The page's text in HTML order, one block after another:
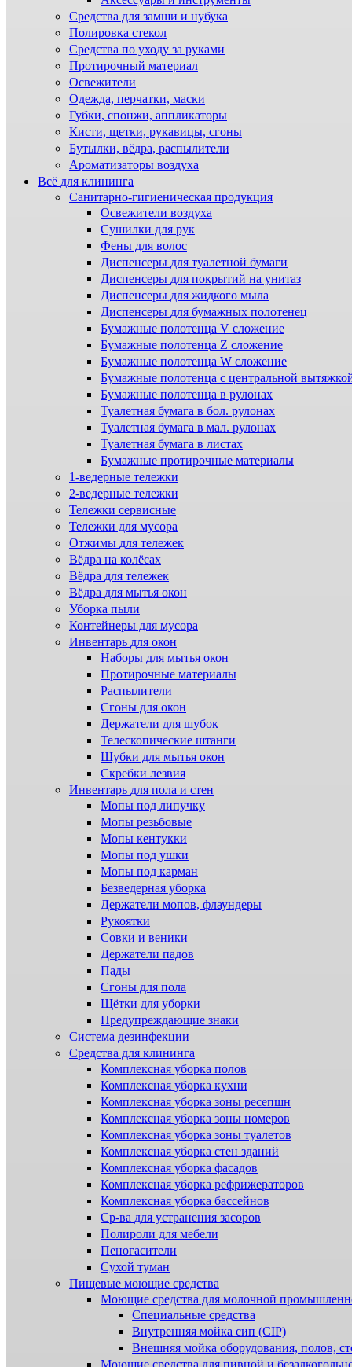
Средства для замши и нубука
Полировка стекол
Средства по уходу за руками
Протирочный материал
Освежители
Одежда, перчатки, маски
Губки, спонжи, аппликаторы
Кисти, щетки, рукавицы, сгоны
Бутылки, вёдра, распылители
Ароматизаторы воздуха
Всё для клининга
Санитарно-гигиеническая продукция
Освежители воздуха
Сушилки для рук
Фены для волос
Диспенсеры для туалетной бумаги
Диспенсеры для покрытий на унитаз
Диспенсеры для жидкого мыла
Диспенсеры для бумажных полотенец
Бумажные полотенца V сложение
Бумажные полотенца Z сложение
Бумажные полотенца W сложение
Бумажные полотенца с центральной
Бумажные полотенца в рулонах
Туалетная бумага в бол. рулонах
Туалетная бумага в мал. рулонах
Туалетная бумага в листах
Бумажные протирочные материалы
1-ведерные тележки
2-ведерные тележки
Тележки сервисные
Тележки для мусора
Отжимы для тележек
Вёдра на колёсах
Вёдра для тележек
Вёдра для мытья окон
Уборка пыли
Контейнеры для мусора
Инвентарь для окон
Наборы для мытья окон
Протирочные материалы
Распылители
Сгоны для окон
Держатели для шубок
Телескопические штанги
Шубки для мытья окон
Скребки лезвия
Инвентарь для пола и стен
Мопы под липучку
Мопы резьбовые
Мопы кентукки
Мопы под ушки
Мопы под карман
Безведерная уборка
Держатели мопов, флаундеры
Рукоятки
Совки и веники
Держатели падов
Пады
Сгоны для пола
Щётки для уборки
Предупреждающие знаки
Система дезинфекции
Cредства для клининга
Комплексная уборка полов
Комплексная уборка кухни
Комплексная уборка зоны ресепшн
Комплексная уборка зоны номеров
Комплексная уборка зоны туалетов
Комплексная уборка стен зданий
Комплексная уборка фасадов
Комплексная уборка рефрижераторов
Комплексная уборка бассейнов
Ср-ва для устранения засоров
Полироли для мебели
Пеногасители
Сухой туман
Пищевые моющие средства
Моющие средства для молочной
Специальные средства
Внутренняя мойка сип (CIP)
Внешняя мойка оборудования, полов,